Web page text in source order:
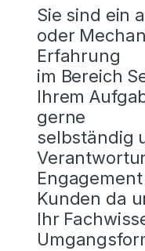
Sie sind ein
oder
Erfahrung
im Bereich
Ihrem
gerne
selbständig
Kunden da
Ihr